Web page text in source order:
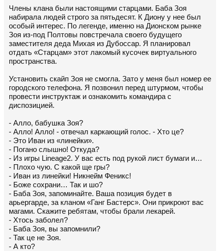
Члены клана были настоящими старцами. Баба Зоя
набирала людей строго за пятьдесят. К Диону у нее был
особый интерес. По легенде, именно на Дионском рынке
Зоя из-под Полтовы повстречала своего будущего
заместителя деда Михая из Дубоссар. Я планировал
отдать «Старцам» этот лакомый кусочек виртуального
пространства.
Установить скайп Зоя не смогла. Зато у меня был номер ее
городского телефона. Я позвонил перед штурмом, чтобы
провести инструктаж и ознакомить командира с
диспозицией.
- Алло, бабушка Зоя?
- Алло! Алло! - отвечал каркающий голос. - Хто це?
- Это Иван из «линейки».
- Погано слышно! Откуда?
- Из игры Lineage2. У вас есть под рукой лист бумаги и…
- Плохо чую. С какой ще гры?
- Иван из линейки! Никнейм Феникс!
- Боже сохрани… Так и шо?
- Баба Зоя, запоминайте. Ваша позиция будет в
арьергарде, за кланом «Ганг Бастерс». Они прикроют вас
магами. Скажите ребятам, чтобы брали лекарей.
- Хтось заболел?
- Баба Зоя, вы запомнили?
- Так це не Зоя.
- А кто?